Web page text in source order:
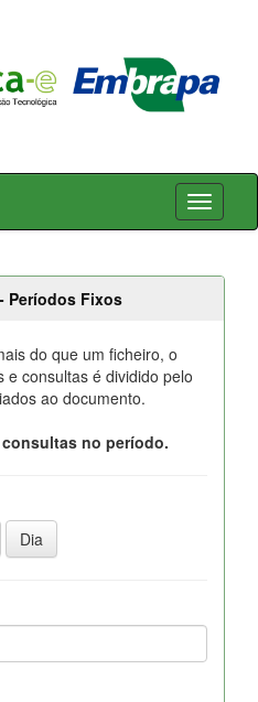
Períodos Fixos
do que um ficheiro, o
e consultas é dividido pelo
ao documento.
no período.
Dia